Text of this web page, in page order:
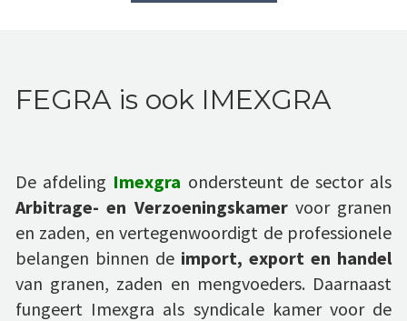
FEGRA is ook IMEXGRA
De afdeling Imexgra ondersteunt de sector als
Arbitrage- en Verzoeningskamervoor granen
en zaden, en vertegenwoordigt de professionele
belangen binnen de import, export en handel
van granen, zaden en mengvoeders. Daarnaast
fungeert Imexgra als syndicale kamer voor de